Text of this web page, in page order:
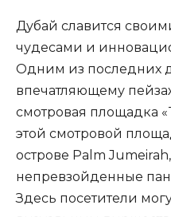
Дубай славится
чудесами и
Одним из последних
впечатляющему
смотровая площадка
этой смотровой
острове Palm
непревзойденные
Здесь посетители